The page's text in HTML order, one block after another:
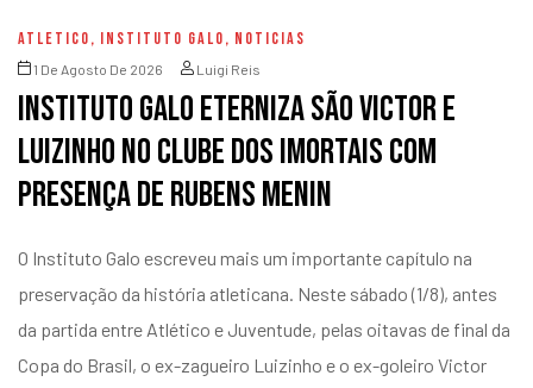
ATLETICO, INSTITUTO GALO, NOTICIAS
1 De Agosto De 2026 Luigi Reis
Instituto Galo eterniza São Victor e
Luizinho no Clube dos Imortais com
presença de Rubens Menin
O Instituto Galo escreveu mais um importante capítulo na
preservação da história atleticana. Neste sábado (1/8), antes
da partida entre Atlético e Juventude, pelas oitavas de final da
Copa do Brasil, o ex-zagueiro Luizinho e o ex-goleiro Victor